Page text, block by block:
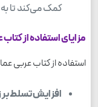
کمک می‌کند تا
مزایای استفاده از
استفاده از کتاب عربی
افزایش تسلط بر